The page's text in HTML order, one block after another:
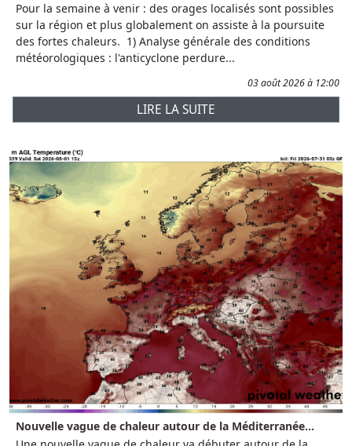
Pour la semaine à venir : des orages localisés sont possibles
sur la région et plus globalement on assiste à la poursuite
des fortes chaleurs. 1) Analyse générale des conditions
météorologiques : l'anticyclone perdure...
03 août 2026 à 12:00
LIRE LA SUITE
Nouvelle vague de chaleur autour de la Méditerranée...